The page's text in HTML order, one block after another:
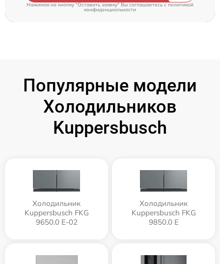
Нажимая на кнопку "Оставить заявку" Вы соглашаетесь c политикой
конфиденциальности
Популярные модели
Холодильников
Kuppersbusch
Холодильник
Kuppersbusch FKG
9650.0 E-02
Холодильник
Kuppersbusch FKG
9850.0 E